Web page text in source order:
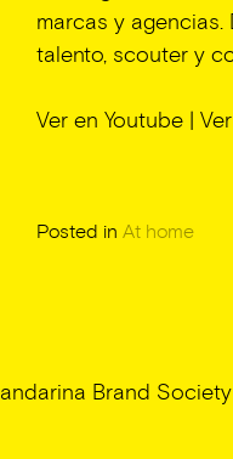
marcas y agencias.
talento, scouter y
Ver en Youtube |
Posted in At home
Brand Society